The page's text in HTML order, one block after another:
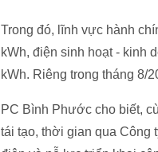
Trong đó, lĩnh vực hành
kWh, điện sinh hoạt - kinh
kWh. Riêng trong tháng 8/
PC Bình Phước cho biết,
tái tạo, thời gian qua